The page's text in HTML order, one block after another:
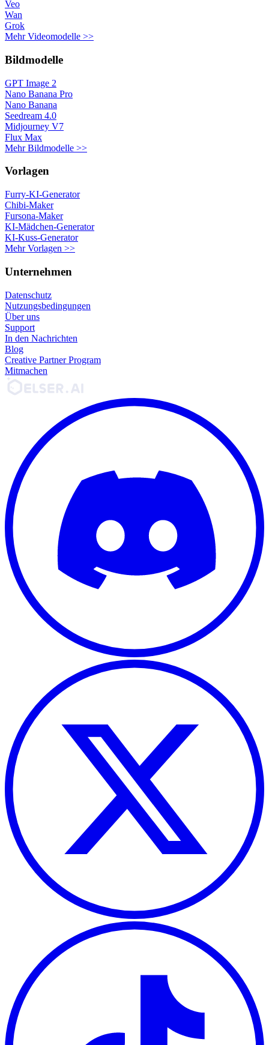
Veo
Wan
Grok
Mehr Videomodelle >>
Bildmodelle
GPT Image 2
Nano Banana Pro
Nano Banana
Seedream 4.0
Midjourney V7
Flux Max
Mehr Bildmodelle >>
Vorlagen
Furry-KI-Generator
Chibi-Maker
Fursona-Maker
KI-Mädchen-Generator
KI-Kuss-Generator
Mehr Vorlagen >>
Unternehmen
Datenschutz
Nutzungsbedingungen
Über uns
Support
In den Nachrichten
Blog
Creative Partner Program
Mitmachen